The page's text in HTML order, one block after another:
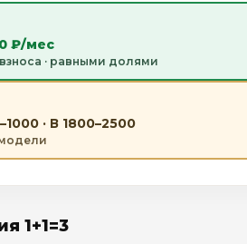
₽/мес
· равными долями
· В 1800–2500
модели
1+1=3